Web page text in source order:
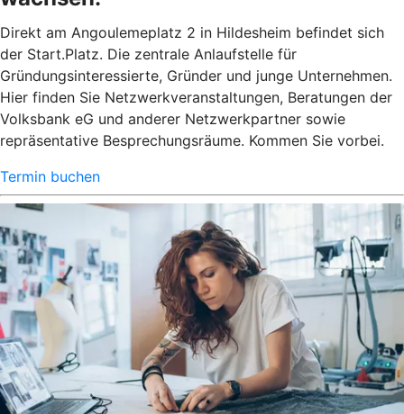
Direkt am Angoulemeplatz 2 in Hildesheim befindet sich
der Start.Platz. Die zentrale Anlaufstelle für
Gründungsinteressierte, Gründer und junge Unternehmen.
Hier finden Sie Netzwerkveranstaltungen, Beratungen der
Volksbank eG und anderer Netzwerkpartner sowie
repräsentative Besprechungsräume. Kommen Sie vorbei.
Termin buchen